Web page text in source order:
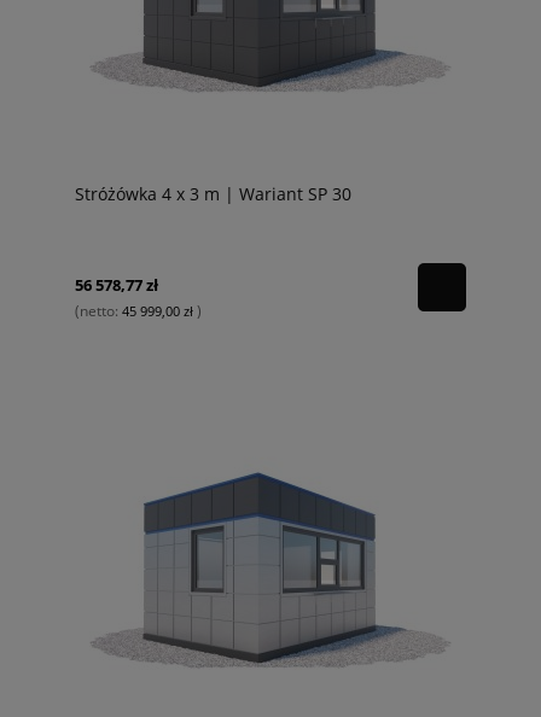
Stróżówka 4 x 3 m | Wariant SP 30
56 578,77 zł
(netto: 45 999,00 zł )